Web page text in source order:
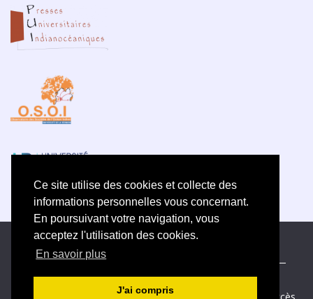
Ce site utilise des cookies et collecte des
informations personnelles vous concernant.
En poursuivant votre navigation, vous
acceptez l'utilisation des cookies.
En savoir plus
J'ai compris
ISSN électronique 2609-5742
Plan du site—Politique de confidentialité
—
Déclaration d’éthique